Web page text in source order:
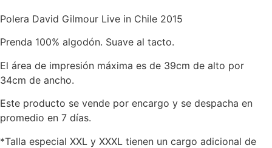
Polera David Gilmour Live in Chile 2015
Prenda 100% algodón. Suave al tacto.
El área de impresión máxima es de 39cm de alto por
34cm de ancho.
Este producto se vende por encargo y se despacha en
promedio en 7 días.
*Talla especial XXL y XXXL tienen un cargo adicional de